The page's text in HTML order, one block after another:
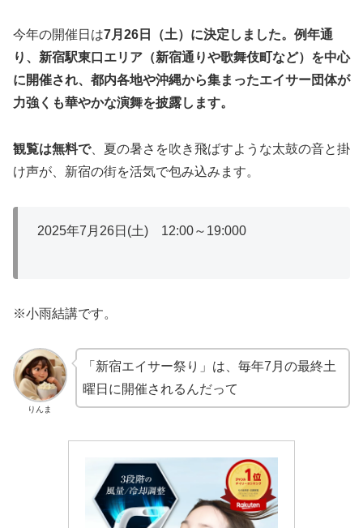
今年の開催日は7月26日（土） に決定しました。例年通
り、新宿駅東口エリア（新宿通りや歌舞伎町など）を中心
に開催され、都内各地や沖縄から集まったエイサー団体が
力強くも華やかな演舞を披露します。
観覧は無料で、夏の暑さを吹き飛ばすような太鼓の音と掛
け声が、新宿の街を活気で包み込みます。
2025年7月26日(土) 12:00～19:000
※小雨結講です。
りんま
「新宿エイサー祭り」は、毎年7月の最終土
曜日に開催されるんだって